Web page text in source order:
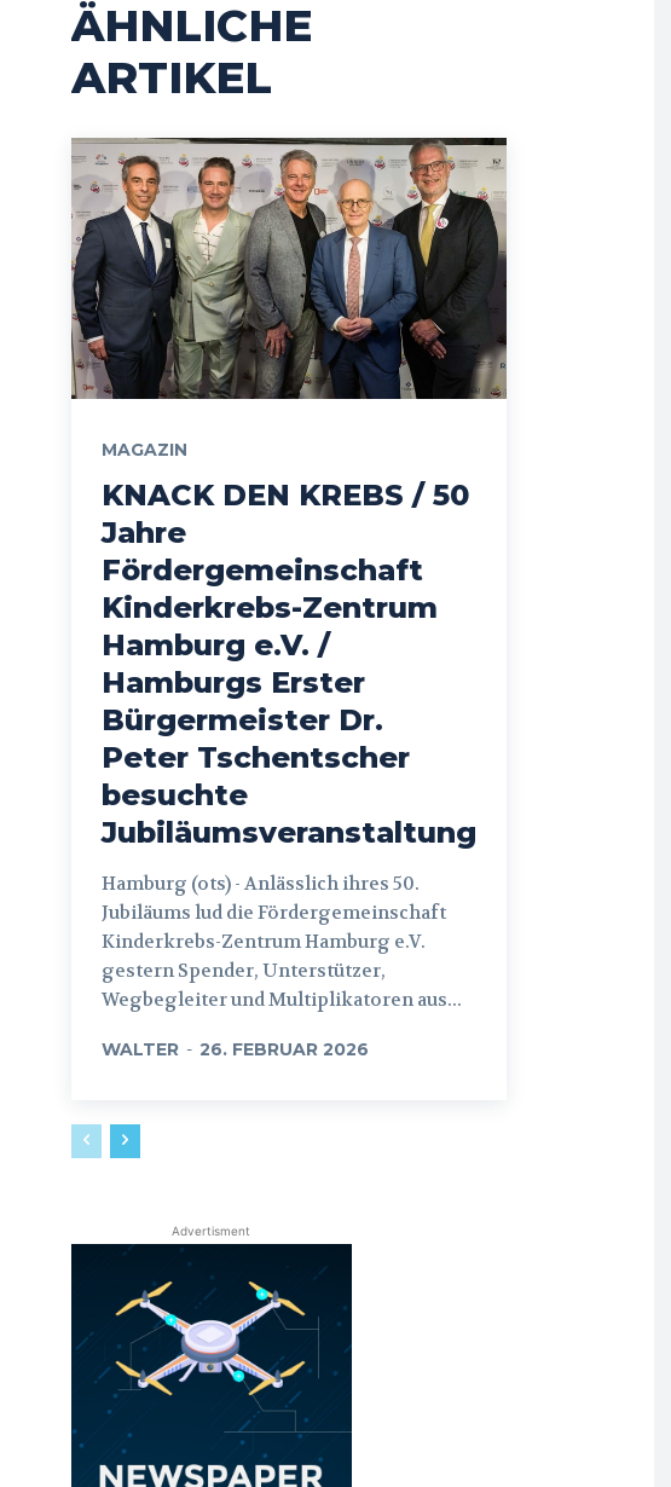
ÄHNLICHE
ARTIKEL
MAGAZIN
KNACK DEN KREBS / 50
Jahre
Fördergemeinschaft
Kinderkrebs-Zentrum
Hamburg e.V. /
Hamburgs Erster
Bürgermeister Dr.
Peter Tschentscher
besuchte
Jubiläumsveranstaltung
Hamburg (ots) - Anlässlich ihres 50.
Jubiläums lud die Fördergemeinschaft
Kinderkrebs-Zentrum Hamburg e.V.
gestern Spender, Unterstützer,
Wegbegleiter und Multiplikatoren aus...
WALTER - 26. FEBRUAR 2026
Advertisment